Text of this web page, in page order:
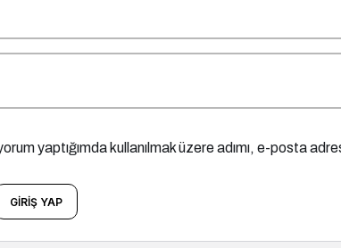
yaptığımda kullanılmak üzere adımı, e-posta
GIRIŞ YAP